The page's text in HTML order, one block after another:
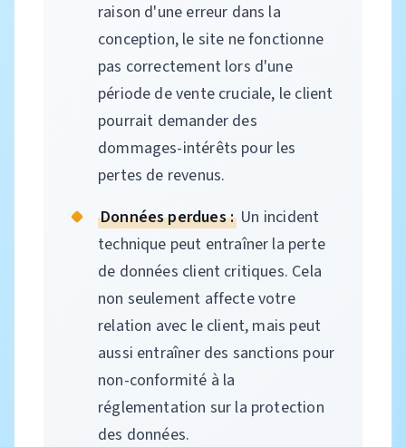
raison d'une erreur dans la
conception, le site ne fonctionne
pas correctement lors d'une
période de vente cruciale, le client
pourrait demander des
dommages-intérêts pour les
pertes de revenus.
Données perdues : Un incident
technique peut entraîner la perte
de données client critiques. Cela
non seulement affecte votre
relation avec le client, mais peut
aussi entraîner des sanctions pour
non-conformité à la
réglementation sur la protection
des données.